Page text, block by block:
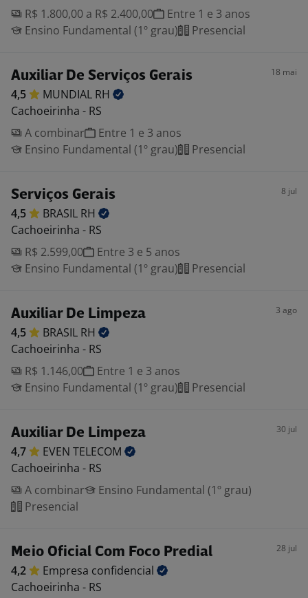
R$ 1.800,00 a R$ 2.400,00
Entre 1 e 3 anos
Ensino Fundamental (1º grau)
Presencial
Auxiliar De Serviços Gerais 18 mai
4,5 MUNDIAL RH
Cachoeirinha - RS
A combinar
Entre 1 e 3 anos
Ensino Fundamental (1º grau)
Presencial
Serviços Gerais 8 jul
4,5 BRASIL RH
Cachoeirinha - RS
R$ 2.599,00
Entre 3 e 5 anos
Ensino Fundamental (1º grau)
Presencial
Auxiliar De Limpeza 3 ago
4,5 BRASIL RH
Cachoeirinha - RS
R$ 1.146,00
Entre 1 e 3 anos
Ensino Fundamental (1º grau)
Presencial
Auxiliar De Limpeza 30 jul
4,7 EVEN TELECOM
Cachoeirinha - RS
A combinar
Ensino Fundamental (1º grau)
Presencial
Meio Oficial Com Foco Predial 28 jul
4,2 Empresa confidencial
Cachoeirinha - RS